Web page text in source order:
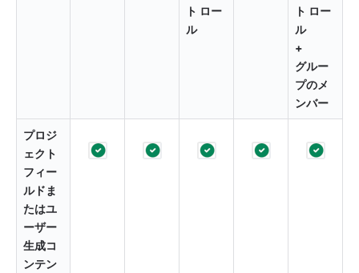
ト ロー
ル
ト ロー
ル
+
グルー
プのメ
ンバー
プロジ
ェクト
フィー
ルドま
たはユ
ーザー
生成コ
ンテン